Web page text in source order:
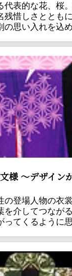
代表的な花、桜
残惜しさととも
の思い入れを込
様 〜デザイン
の登場人物の衣
を介してつなが
てくるように思